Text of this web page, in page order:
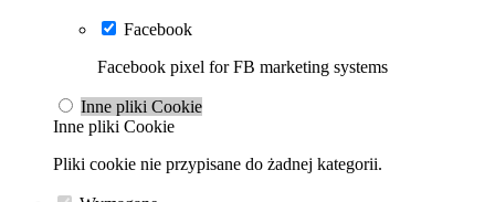
Facebook
Facebook pixel for FB marketing systems
Inne pliki Cookie
Inne pliki Cookie
Pliki cookie nie przypisane do żadnej kategorii.